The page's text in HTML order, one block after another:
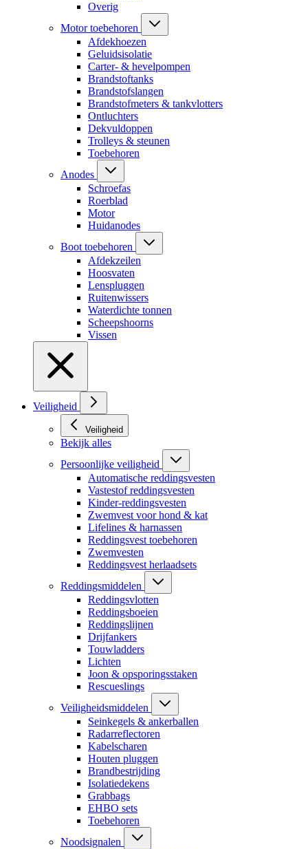
Overig
Motor toebehoren
Afdekhoezen
Geluidsisolatie
Carter- & hevelpompen
Brandstoftanks
Brandstofslangen
Brandstofmeters & tankvlotters
Ontluchters
Dekvuldoppen
Trolleys & steunen
Toebehoren
Anodes
Schroefas
Roerblad
Motor
Huidanodes
Boot toebehoren
Afdekzeilen
Hoosvaten
Lenspluggen
Ruitenwissers
Waterdichte tonnen
Scheepshoorns
Vissen
Veiligheid
Veiligheid
Bekijk alles
Persoonlijke veiligheid
Automatische reddingsvesten
Vastestof reddingsvesten
Kinder-reddingsvesten
Zwemvest voor hond & kat
Lifelines & harnassen
Reddingsvest toebehoren
Zwemvesten
Reddingsvest herlaadsets
Reddingsmiddelen
Reddingsvlotten
Reddingsboeien
Reddingslijnen
Drijfankers
Touwladders
Lichten
Joon & opsporingsstaken
Rescueslings
Veiligheidsmiddelen
Seinkegels & ankerballen
Radarreflectoren
Kabelscharen
Houten pluggen
Brandbestrijding
Isolatiedekens
Grabbags
EHBO sets
Toebehoren
Noodsignalen